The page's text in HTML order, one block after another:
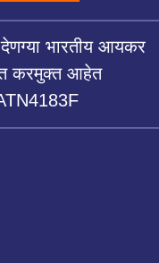
देणग्या भारतीय आयकर
करमुक्त आहेत